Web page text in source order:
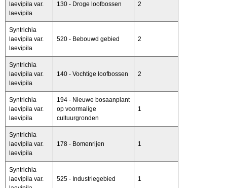
laevipila var.
laevipila
130 - Droge loofbossen 2
Syntrichia
laevipila var.
laevipila
520 - Bebouwd gebied 2
Syntrichia
laevipila var.
laevipila
140 - Vochtige loofbossen 2
Syntrichia
laevipila var.
laevipila
194 - Nieuwe bosaanplant
op voormalige
cultuurgronden
1
Syntrichia
laevipila var.
laevipila
178 - Bomenrijen 1
Syntrichia
laevipila var.
525 - Industriegebied 1